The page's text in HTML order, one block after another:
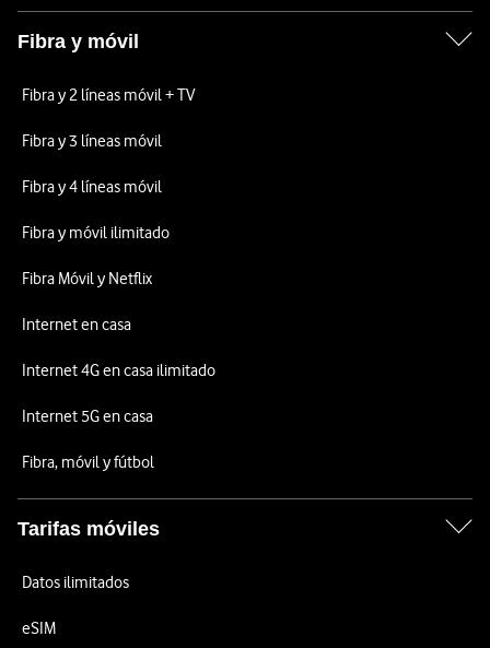
Fibra y móvil
Fibra y 2 líneas móvil + TV
Fibra y 3 líneas móvil
Fibra y 4 líneas móvil
Fibra y móvil ilimitado
Fibra Móvil y Netflix
Internet en casa
Internet 4G en casa ilimitado
Internet 5G en casa
Fibra, móvil y fútbol
Tarifas móviles
Datos ilimitados
eSIM